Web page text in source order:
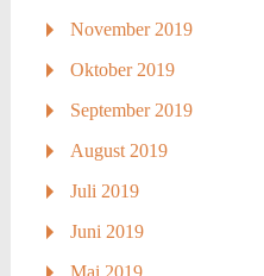
November 2019
Oktober 2019
September 2019
August 2019
Juli 2019
Juni 2019
Mai 2019